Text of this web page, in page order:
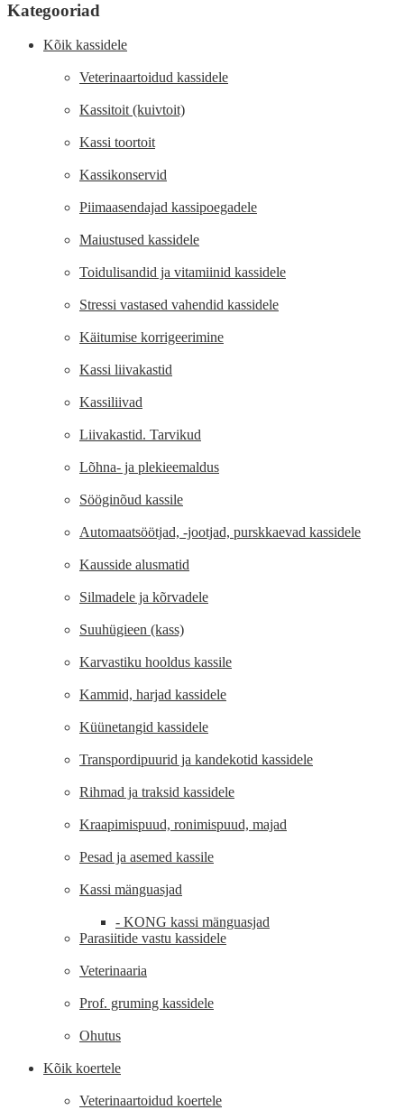
Kategooriad
Kõik kassidele
Veterinaartoidud kassidele
Kassitoit (kuivtoit)
Kassi toortoit
Kassikonservid
Piimaasendajad kassipoegadele
Maiustused kassidele
Toidulisandid ja vitamiinid kassidele
Stressi vastased vahendid kassidele
Käitumise korrigeerimine
Kassi liivakastid
Kassiliivad
Liivakastid. Tarvikud
Lõhna- ja plekieemaldus
Sööginõud kassile
Automaatsöötjad, -jootjad, purskkaevad kassidele
Kausside alusmatid
Silmadele ja kõrvadele
Suuhügieen (kass)
Karvastiku hooldus kassile
Kammid, harjad kassidele
Küünetangid kassidele
Transpordipuurid ja kandekotid kassidele
Rihmad ja traksid kassidele
Kraapimispuud, ronimispuud, majad
Pesad ja asemed kassile
Kassi mänguasjad
- KONG kassi mänguasjad
Parasiitide vastu kassidele
Veterinaaria
Prof. gruming kassidele
Ohutus
Kõik koertele
Veterinaartoidud koertele